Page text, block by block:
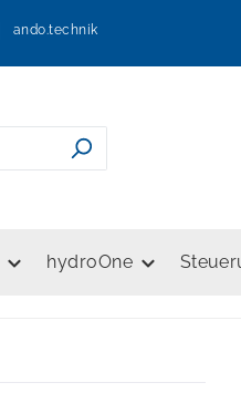
ando.technik
hydroOne